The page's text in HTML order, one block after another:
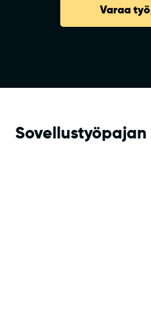
Varaa